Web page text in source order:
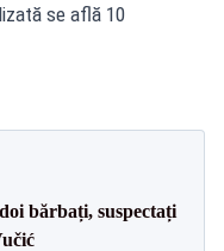
se află 10
bărbați, suspectați